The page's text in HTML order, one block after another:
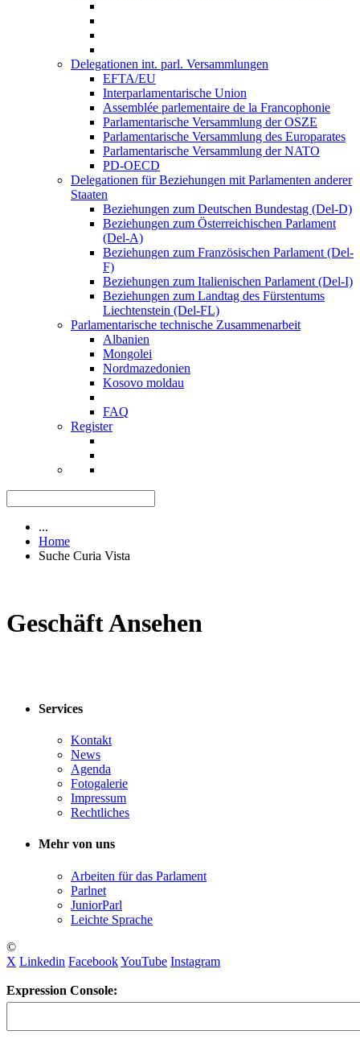
Delegationen int. parl. Versammlungen
EFTA/EU
Interparlamentarische Union
Assemblée parlementaire de la Francophonie
Parlamentarische Versammlung der OSZE
Parlamentarische Versammlung des Europarates
Parlamentarische Versammlung der NATO
PD-OECD
Delegationen für Beziehungen mit Parlamenten anderer
Staaten
Beziehungen zum Deutschen Bundestag (Del-D)
Beziehungen zum Österreichischen Parlament
(Del-A)
Beziehungen zum Französischen Parlament (Del-
F)
Beziehungen zum Italienischen Parlament (Del-I)
Beziehungen zum Landtag des Fürstentums
Liechtenstein (Del-FL)
Parlamentarische technische Zusammenarbeit
Albanien
Mongolei
Nordmazedonien
Kosovo moldau
FAQ
Register
...
Home
Suche Curia Vista
Geschäft Ansehen
Services
Kontakt
News
Agenda
Fotogalerie
Impressum
Rechtliches
Mehr von uns
Arbeiten für das Parlament
Parlnet
JuniorParl
Leichte Sprache
©
X Linkedin FacebookYouTube Instagram
Expression Console: